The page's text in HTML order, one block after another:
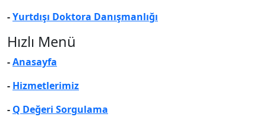
-Yurtdışı Doktora Danışmanlığı
Hızlı Menü
-Anasayfa
- Hizmetlerimiz
- Q Değeri Sorgulama